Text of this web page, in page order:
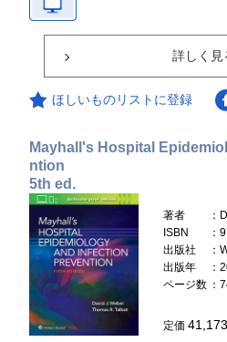
詳しく見
ほしいものリストに登録
Mayhall's Hospital
ntion
5th ed.
著者
：
ISBN
：
出版社
：
出版年
：
ページ数 ：
定価